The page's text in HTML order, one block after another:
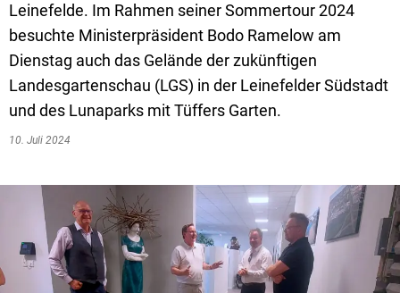
Leinefelde. Im Rahmen seiner Sommertour 2024
besuchte Ministerpräsident Bodo Ramelow am
Dienstag auch das Gelände der zukünftigen
Landesgartenschau (LGS) in der Leinefelder Südstadt
und des Lunaparks mit Tüffers Garten.
10. Juli 2024